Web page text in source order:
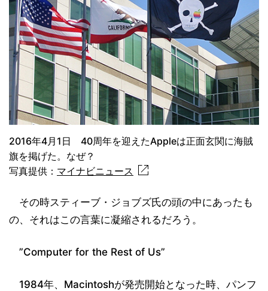
2016年4月1日 40周年を迎えたAppleは正面玄関に海賊
旗を掲げた。なぜ？
写真提供： マイナビニュース
その時スティーブ・ジョブズ氏の頭の中にあったも
の、それはこの言葉に凝縮されるだろう。
”Computer for the Rest of Us”
1984年、Macintoshが発売開始となった時、パンフ